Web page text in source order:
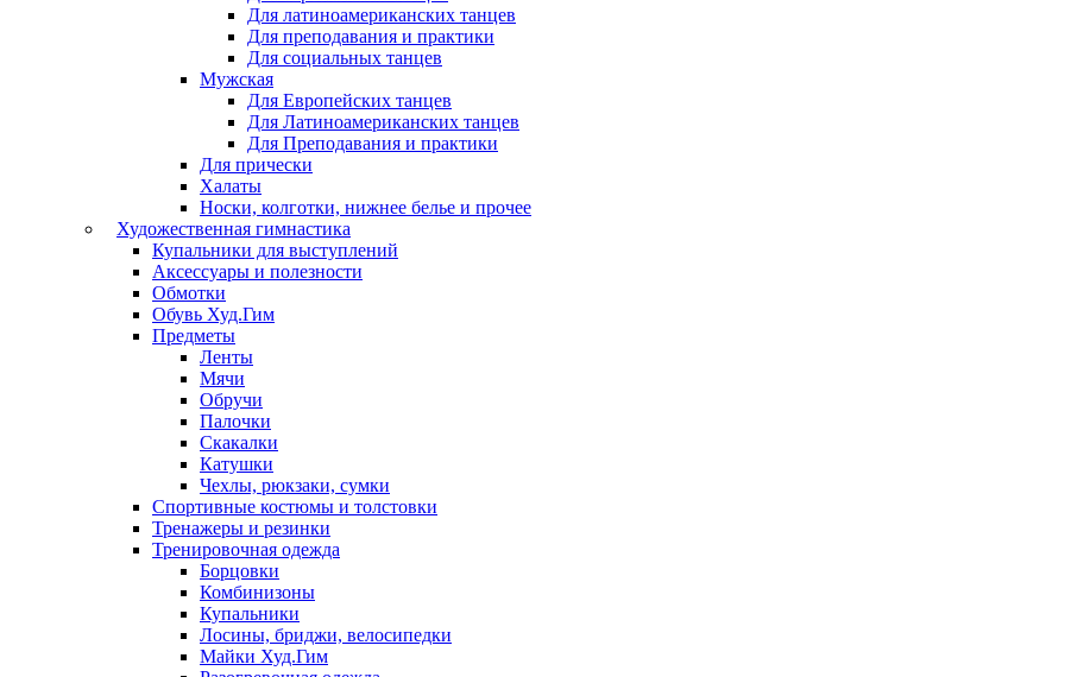
Для латиноамериканских танцев
Для преподавания и практики
Для социальных танцев
Мужская
Для Европейских танцев
Для Латиноамериканских танцев
Для Преподавания и практики
Для прически
Халаты
Носки, колготки, нижнее белье и прочее
Художественная гимнастика
Купальники для выступлений
Аксессуары и полезности
Обмотки
Обувь Худ.Гим
Предметы
Ленты
Мячи
Обручи
Палочки
Скакалки
Катушки
Чехлы, рюкзаки, сумки
Спортивные костюмы и толстовки
Тренажеры и резинки
Тренировочная одежда
Борцовки
Комбинизоны
Купальники
Лосины, бриджи, велосипедки
Майки Худ.Гим